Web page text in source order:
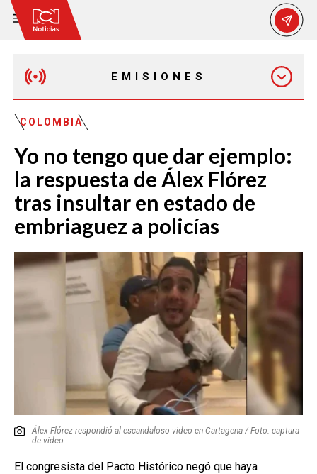
EMISIONES
EMISIÓN 12:30 PM
EMISIÓN 7:00 PM
EMISIÓN 11:30 PM
COLOMBIA
Yo no tengo que dar ejemplo:
la respuesta de Álex Flórez
tras insultar en estado de
embriaguez a policías
Álex Flórez respondió al escandaloso video en Cartagena / Foto: captura
de video.
El congresista del Pacto Histórico negó que haya